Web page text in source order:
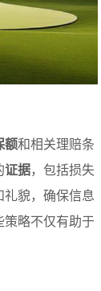
额和相关理赔条
证据，包括损失
貌，确保信息
略不仅有助于